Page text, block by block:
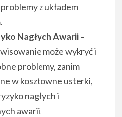
z układem
Nagłych Awarii –
może wykryć i
problemy, zanim
w kosztowne usterki,
nagłych i
awarii.